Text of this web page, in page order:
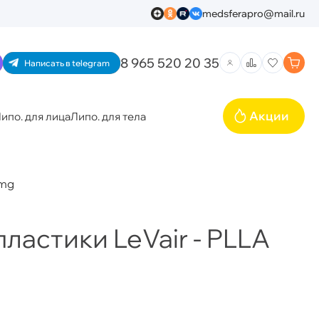
medsferapro@mail.ru
Написать в telegram 8 965 520 20 35
для лицаЛипо. для тела Акции
LeVair - PLLA